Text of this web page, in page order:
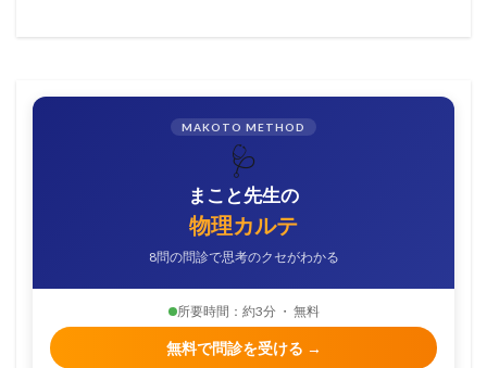
MAKOTO METHOD
🩺
まこと先生の
物理カルテ
8問の問診で思考のクセがわかる
所要時間：約3分 ・ 無料
無料で問診を受ける →